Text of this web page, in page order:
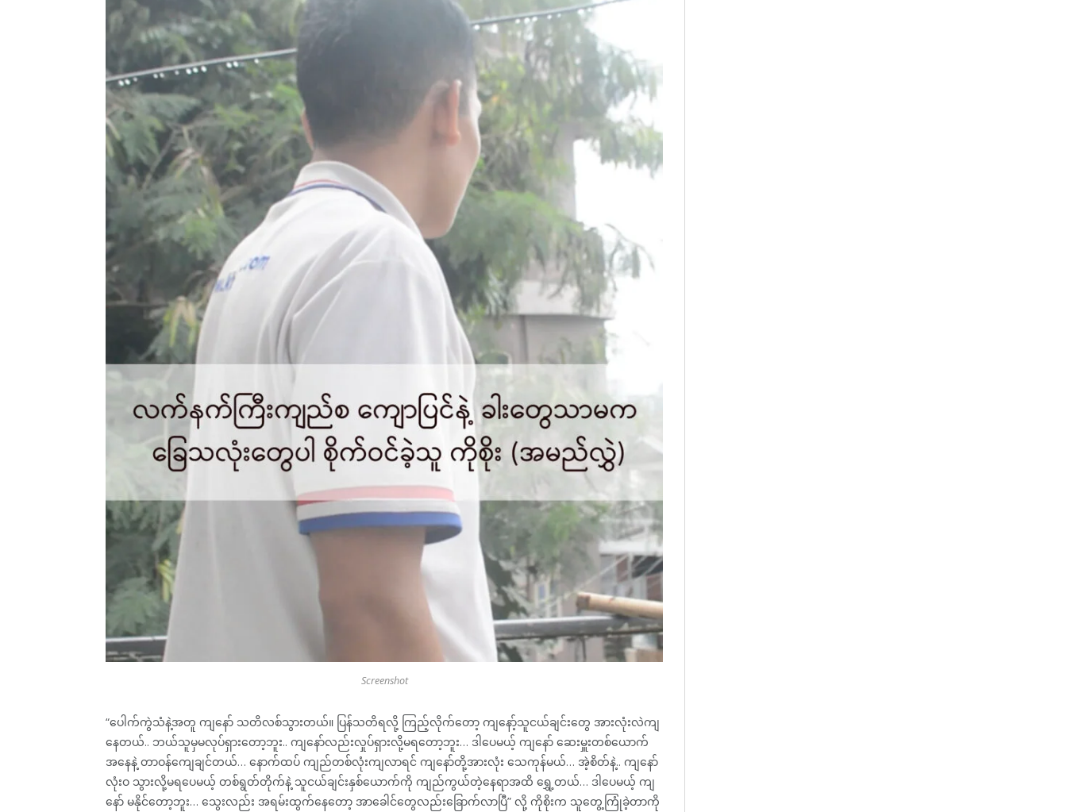
Screenshot
“ပေါက်ကွဲသံနဲ့အတူ ကျနော် သတိလစ်သွားတယ်။ ပြန်သတိရလို့ ကြည့်လိုက်တော့ ကျနော့်သူငယ်ချင်းတွေ အားလုံးလဲကျ
နေတယ်.. ဘယ်သူမှမလုပ်ရှားတော့ဘူး.. ကျနော်လည်းလှုပ်ရှားလို့မရတော့ဘူး… ဒါပေမယ့် ကျနော် ဆေးမှူးတစ်ယောက်
အနေနဲ့ တာဝန်ကျေချင်တယ်… နောက်ထပ် ကျည်တစ်လုံးကျလာရင် ကျနော်တို့အားလုံး သေကုန်မယ်… အဲ့စိတ်နဲ့.. ကျနော်
လုံးဝ သွားလို့မရပေမယ့် တစ်ရွတ်တိုက်နဲ့ သူငယ်ချင်းနှစ်ယောက်ကို ကျည်ကွယ်တဲ့နေရာအထိ ရွှေ့တယ်… ဒါပေမယ့် ကျ
နော် မနိုင်တော့ဘူး… သွေးလည်း အရမ်းထွက်နေတော့ အာခေါင်တွေလည်းခြောက်လာပြီ” လို့ ကိုစိုးက သူတွေ့ကြုံခဲ့တာကို